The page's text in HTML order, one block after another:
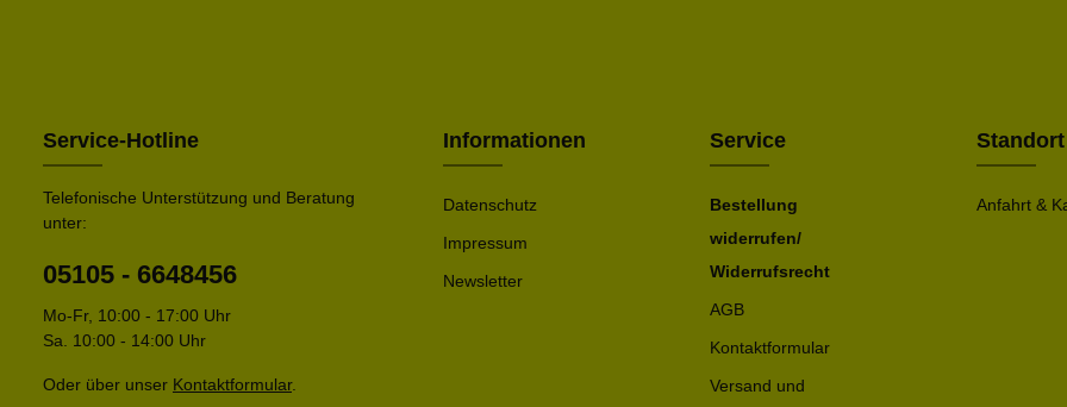
Service-Hotline
Telefonische Unterstützung und Beratung
unter:
05105 - 6648456
Mo-Fr, 10:00 - 17:00 Uhr
Sa. 10:00 - 14:00 Uhr
Oder über unser Kontaktformular.
Informationen
Datenschutz
Impressum
Newsletter
Service
Bestellung
widerrufen/
Widerrufsrecht
AGB
Kontaktformular
Versand und
Standort
Anfahrt &